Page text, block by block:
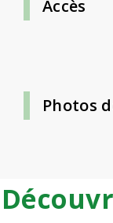
Accès
Photos